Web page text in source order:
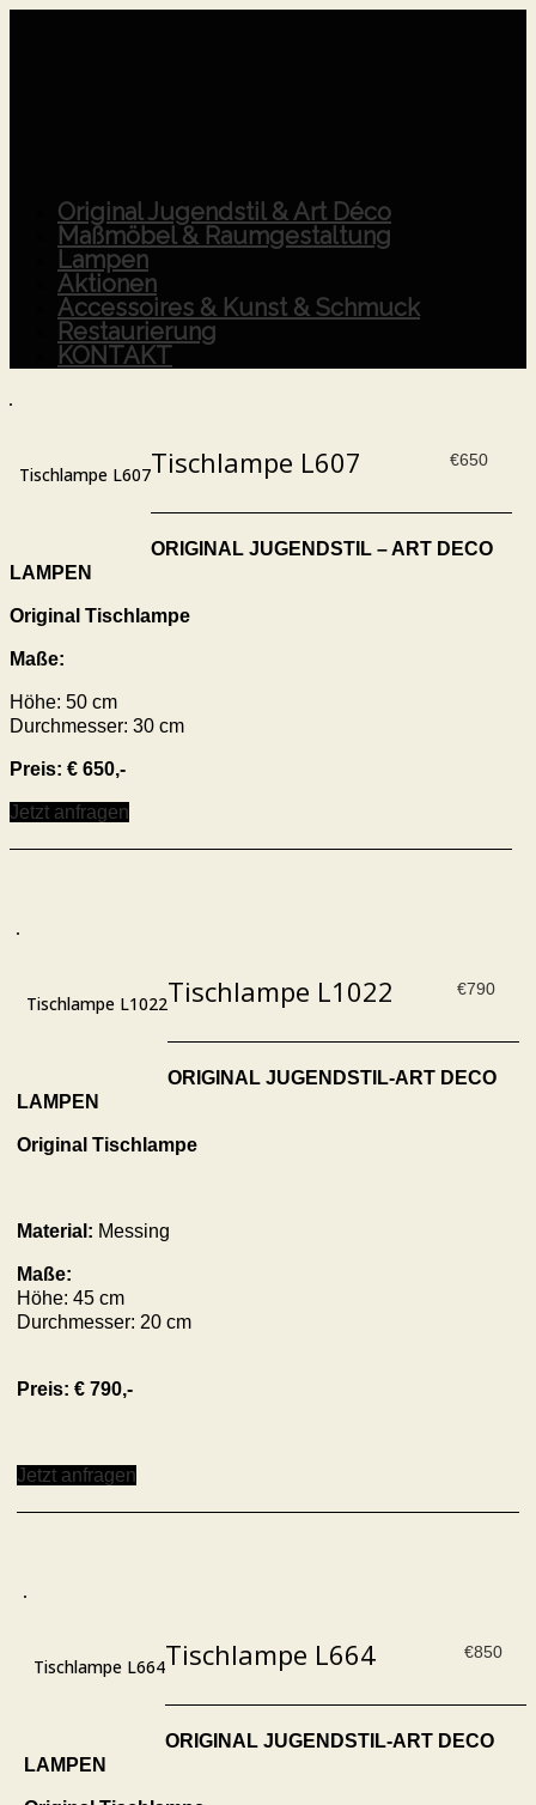
Original Jugendstil & Art Déco
Maßmöbel & Raumgestaltung
Lampen
Aktionen
Accessoires & Kunst & Schmuck
Restaurierung
KONTAKT
Tischlampe L607
€650
Tischlampe L607
ORIGINAL JUGENDSTIL – ART DECO
LAMPEN
Original Tischlampe
Maße:
Höhe: 50 cm
Durchmesser: 30 cm
Preis: € 650,-
Jetzt anfragen
Tischlampe L1022
€790
Tischlampe L1022
ORIGINAL JUGENDSTIL-ART DECO
LAMPEN
Original Tischlampe
Material: Messing
Maße:
Höhe: 45 cm
Durchmesser: 20 cm
Preis: € 790,-
Jetzt anfragen
Tischlampe L664
€850
Tischlampe L664
ORIGINAL JUGENDSTIL-ART DECO
LAMPEN